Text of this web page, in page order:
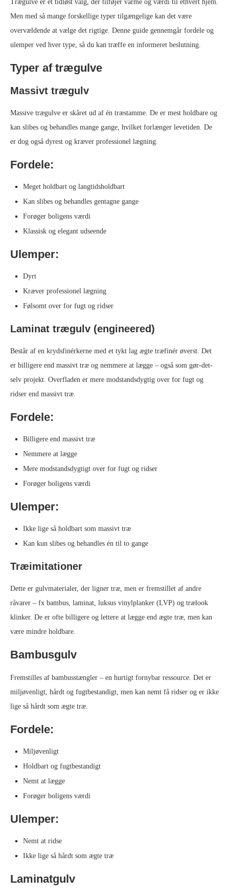
Trægulve er et tidløst valg, der tilføjer varme og værdi til ethvert hjem.
Men med så mange forskellige typer tilgængelige kan det være
overvældende at vælge det rigtige. Denne guide gennemgår fordele og
ulemper ved hver type, så du kan træffe en informeret beslutning.
Typer af trægulve
Massivt trægulv
Massive trægulve er skåret ud af én træstamme. De er mest holdbare og
kan slibes og behandles mange gange, hvilket forlænger levetiden. De
er dog også dyrest og kræver professionel lægning.
Fordele:
Meget holdbart og langtidsholdbart
Kan slibes og behandles gentagne gange
Forøger boligens værdi
Klassisk og elegant udseende
Ulemper:
Dyrt
Kræver professionel lægning
Følsomt over for fugt og ridser
Laminat trægulv (engineered)
Består af en krydsfinérkerne med et tykt lag ægte træfinér øverst. Det
er billigere end massivt træ og nemmere at lægge – også som gør-det-
selv projekt. Overfladen er mere modstandsdygtig over for fugt og
ridser end massivt træ.
Fordele:
Billigere end massivt træ
Nemmere at lægge
Mere modstandsdygtigt over for fugt og ridser
Forøger boligens værdi
Ulemper:
Ikke lige så holdbart som massivt træ
Kan kun slibes og behandles én til to gange
Træimitationer
Dette er gulvmaterialer, der ligner træ, men er fremstillet af andre
råvarer – fx bambus, laminat, luksus vinylplanker (LVP) og trælook
klinker. De er ofte billigere og lettere at lægge end ægte træ, men kan
være mindre holdbare.
Bambusgulv
Fremstilles af bambusstængler – en hurtigt fornybar ressource. Det er
miljøvenligt, hårdt og fugtbestandigt, men kan nemt få ridser og er ikke
lige så hårdt som ægte træ.
Fordele:
Miljøvenligt
Holdbart og fugtbestandigt
Nemt at lægge
Forøger boligens værdi
Ulemper:
Nemt at ridse
Ikke lige så hårdt som ægte træ
Laminatgulv